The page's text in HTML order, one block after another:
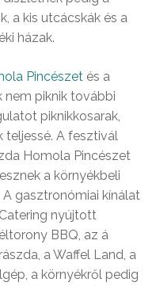
a kis utcácskák és a
házak.
Pincészet és a
nem piknik további
piknikkosarak,
A fesztivál
Homola Pincészet
a környékbeli
gasztronómiai kínálat
nyújtott
BBQ, az á
a Waffel Land, a
a környékről pedig